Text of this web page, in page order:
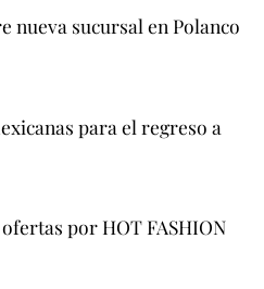
nueva sucursal en Polanco
para el regreso a
por HOT FASHION